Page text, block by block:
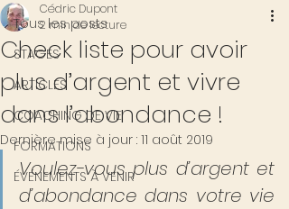
Tous les posts
STAGES
ARTICLES
COACHING DE VIE
FORMATIONS
ÉVÉNEMENTS À VENIR
Check liste pour avoir
plus d’argent et vivre
dans l’abondance !
Cédric Dupont
2 min de lecture
Dernière mise à jour : 11 août 2019
Voulez-vous plus d’argent et
d’abondance dans votre vie